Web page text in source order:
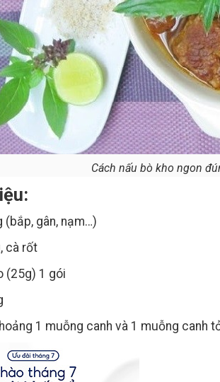
Cách nấu bò kho ngon
(bắp, gân, nạm…)
cà rốt
(25g) 1 gói
1 muỗng canh và 1 muỗng canh